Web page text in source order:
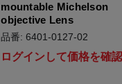
mountable Michelson
objective Lens
品番: 6401-0127-02
ログインして価格を確